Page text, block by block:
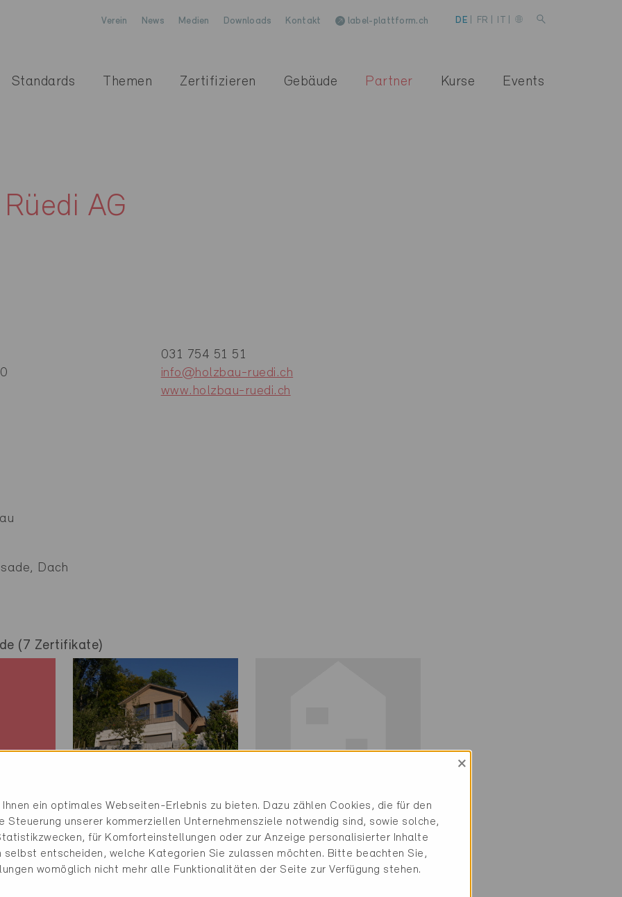
Verein News Medien Downloads Kontakt label-plattform.ch DE FR
Standards Themen Zertifizieren Gebäude Partner Kurse Events
AG
031 754 51 51
info@holzbau-ruedi.ch
www.holzbau-ruedi.ch
Dach
(7 Zertifikate)
Minergie-P
Definitiv
Brenzikofen 3641
Neubau, EFH
Minergie-P
Definitiv
Mühleberg 3203
Neubau, EFH
×
Ihnen ein optimales Webseiten-Erlebnis zu bieten. Dazu zählen Cookies, die für den
Steuerung unserer kommerziellen Unternehmensziele notwendig sind, sowie solche,
für Komforteinstellungen oder zur Anzeige personalisierter Inhalte
selbst entscheiden, welche Kategorien Sie zulassen möchten. Bitte beachten Sie,
womöglich nicht mehr alle Funktionalitäten der Seite zur Verfügung stehen.